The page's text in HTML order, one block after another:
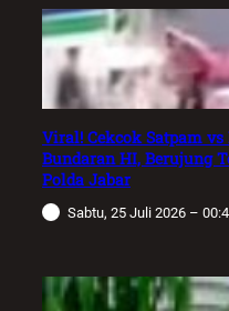
Viral! Cekcok Satpam
Bundaran HI, Berujung
Polda Jabar
Sabtu, 25 Juli 2026 –